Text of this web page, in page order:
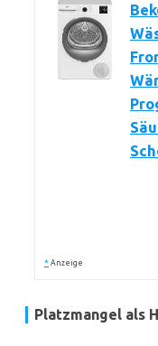
* Anzeige
Platzmangel als